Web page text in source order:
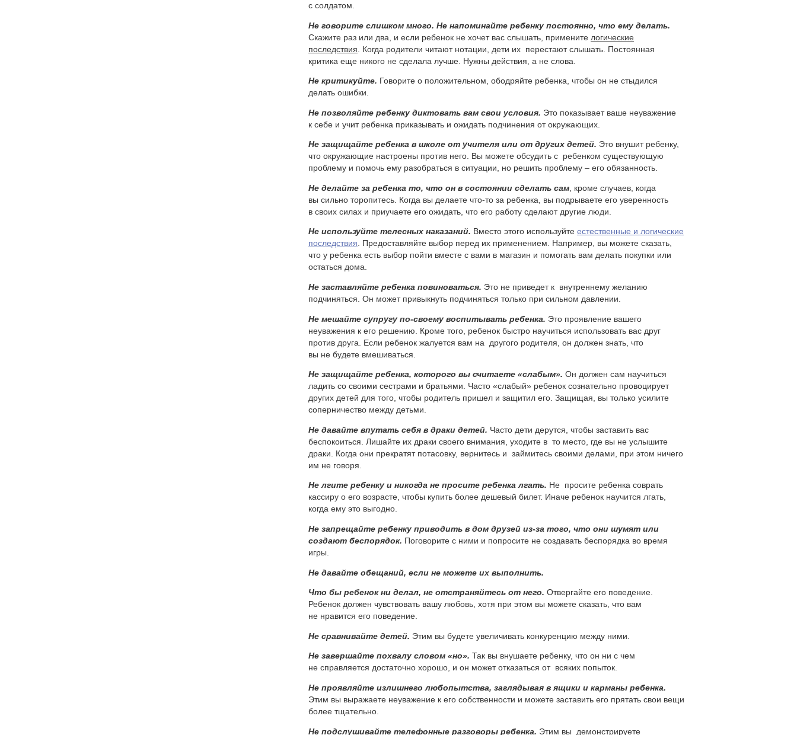
с солдатом.
Не говорите слишком много. Не напоминайте ребенку постоянно, что ему делать.
Скажите раз или два, и если ребенок не хочет вас слышать, примените логические
последствия . Когда родители читают нотации, дети их перестают слышать. Постоянная
критика еще никого не сделала лучше. Нужны действия, а не слова.
Не критикуйте. Говорите о положительном, ободряйте ребенка, чтобы он не стыдился
делать ошибки.
Не позволяйте ребенку диктовать вам свои условия. Это показывает ваше неуважение
к себе и учит ребенка приказывать и ожидать подчинения от окружающих.
Не защищайте ребенка в школе от учителя или от других детей. Это внушит ребенку,
что окружающие настроены против него. Вы можете обсудить с ребенком существующую
проблему и помочь ему разобраться в ситуации, но решить проблему – его обязанность.
Не делайте за ребенка то, что он в состоянии сделать сам , кроме случаев, когда
вы сильно торопитесь. Когда вы делаете что-то за ребенка, вы подрываете его уверенность
в своих силах и приучаете его ожидать, что его работу сделают другие люди.
Не используйте телесных наказаний. Вместо этого используйте естественные и логические
последствия. Предоставляйте выбор перед их применением. Например, вы можете сказать,
что у ребенка есть выбор пойти вместе с вами в магазин и помогать вам делать покупки или
остаться дома.
Не заставляйте ребенка повиноваться. Это не приведет к внутреннему желанию
подчиняться. Он может привыкнуть подчиняться только при сильном давлении.
Не мешайте супругу по-своему воспитывать ребенка. Это проявление вашего
неуважения к его решению. Кроме того, ребенок быстро научиться использовать вас друг
против друга. Если ребенок жалуется вам на другого родителя, он должен знать, что
вы не будете вмешиваться.
Не защищайте ребенка, которого вы считаете «слабым». Он должен сам научиться
ладить со своими сестрами и братьями. Часто «слабый» ребенок сознательно провоцирует
других детей для того, чтобы родитель пришел и защитил его. Защищая, вы только усилите
соперничество между детьми.
Не давайте впутать себя в драки детей. Часто дети дерутся, чтобы заставить вас
беспокоиться. Лишайте их драки своего внимания, уходите в то место, где вы не услышите
драки. Когда они прекратят потасовку, вернитесь и займитесь своими делами, при этом ничего
им не говоря.
Не лгите ребенку и никогда не просите ребенка лгать. Не просите ребенка соврать
кассиру о его возрасте, чтобы купить более дешевый билет. Иначе ребенок научится лгать,
когда ему это выгодно.
Не запрещайте ребенку приводить в дом друзей из-за того, что они шумят или
создают беспорядок. Поговорите с ними и попросите не создавать беспорядка во время
игры.
Не давайте обещаний, если не можете их выполнить.
Что бы ребенок ни делал, не отстраняйтесь от него. Отвергайте его поведение.
Ребенок должен чувствовать вашу любовь, хотя при этом вы можете сказать, что вам
не нравится его поведение.
Не сравнивайте детей. Этим вы будете увеличивать конкуренцию между ними.
Не завершайте похвалу словом «но». Так вы внушаете ребенку, что он ни с чем
не справляется достаточно хорошо, и он может отказаться от всяких попыток.
Не проявляйте излишнего любопытства, заглядывая в ящики и карманы ребенка.
Этим вы выражаете неуважение к его собственности и можете заставить его прятать свои вещи
более тщательно.
Не подслушивайте телефонные разговоры ребенка. Этим вы демонстрируете